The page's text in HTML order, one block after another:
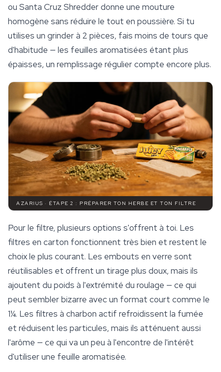
ou Santa Cruz Shredder donne une mouture
homogène sans réduire le tout en poussière. Si tu
utilises un grinder à 2 pièces, fais moins de tours que
d'habitude — les feuilles aromatisées étant plus
épaisses, un remplissage régulier compte encore plus.
AZARIUS · ÉTAPE 2 : PRÉPARER TON HERBE ET TON FILTRE
Pour le filtre, plusieurs options s'offrent à toi. Les
filtres en carton fonctionnent très bien et restent le
choix le plus courant. Les embouts en verre sont
réutilisables et offrent un tirage plus doux, mais ils
ajoutent du poids à l'extrémité du roulage — ce qui
peut sembler bizarre avec un format court comme le
1¼. Les filtres à charbon actif refroidissent la fumée
et réduisent les particules, mais ils atténuent aussi
l'arôme — ce qui va un peu à l'encontre de l'intérêt
d'utiliser une feuille aromatisée.